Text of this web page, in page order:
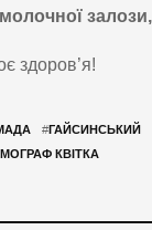
здоров’я!
#ГАЙСИНСЬКИЙ
КВІТКА